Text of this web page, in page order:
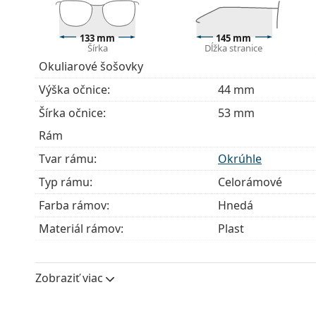
Handrička, ktorá je súčasťou balenia, je ideálna
modely môžu namiesto handričky obsahovať
Ide o zdravotnícku pomôcku. Pred použitím si
133 mm
Šírka
145 mm
Dĺžka stranice
Okuliarové šošovky
Výška očnice:
44 mm
Šírka očnice:
53 mm
Rám
Tvar rámu:
Okrúhle
Typ rámu:
Celorámové
Farba rámov:
Hnedá
Materiál rámov:
Plast
Šírka:
Zobraziť viac